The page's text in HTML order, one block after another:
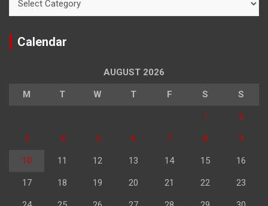
Calendar
AUGUST 2026
M T W T F S S
1 2
3 4 5 6 7 8 9
10 11 12 13 14 15 16
17 18 19 20 21 22 23